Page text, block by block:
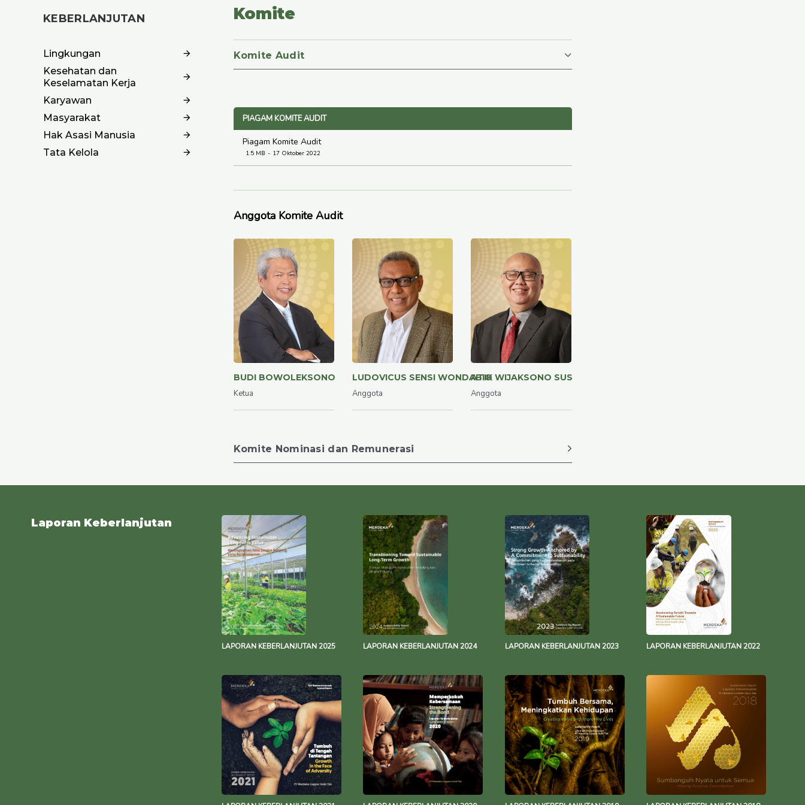
KEBERLANJUTAN
Lingkungan
Kesehatan dan
Keselamatan Kerja
Karyawan
Masyarakat
Hak Asasi Manusia
Tata Kelola
Komite
Komite Audit
PIAGAM KOMITE AUDIT
Piagam Komite Audit
1.5 MB 17 Oktober 2022
Anggota Komite Audit
BUDI BOWOLEKSONO
Ketua
LUDOVICUS SENSI WONDABIO
Anggota
ATIK WIJAKSONO SUSANTO
Anggota
Komite Nominasi dan Remunerasi
Laporan Keberlanjutan
LAPORAN KEBERLANJUTAN 2025 LAPORAN KEBERLANJUTAN 2024 LAPORAN KEBERLANJUTAN 2023 LAPORAN KEBERLANJUTAN 2022